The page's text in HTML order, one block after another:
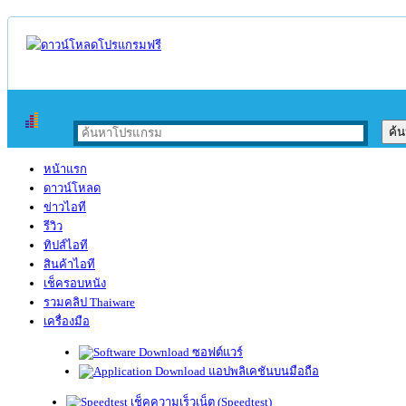
หน้าแรก
ดาวน์โหลด
ข่าวไอที
รีวิว
ทิปส์ไอที
สินค้าไอที
เช็ครอบหนัง
รวมคลิป Thaiware
เครื่องมือ
ซอฟต์แวร์
แอปพลิเคชันบนมือถือ
เช็คความเร็วเน็ต (Speedtest)